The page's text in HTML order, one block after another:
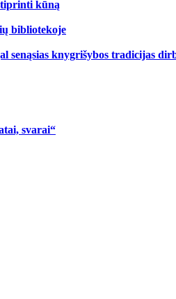
kūną
bibliotekoje
senąsias knygrišybos tradicijas
svarai“